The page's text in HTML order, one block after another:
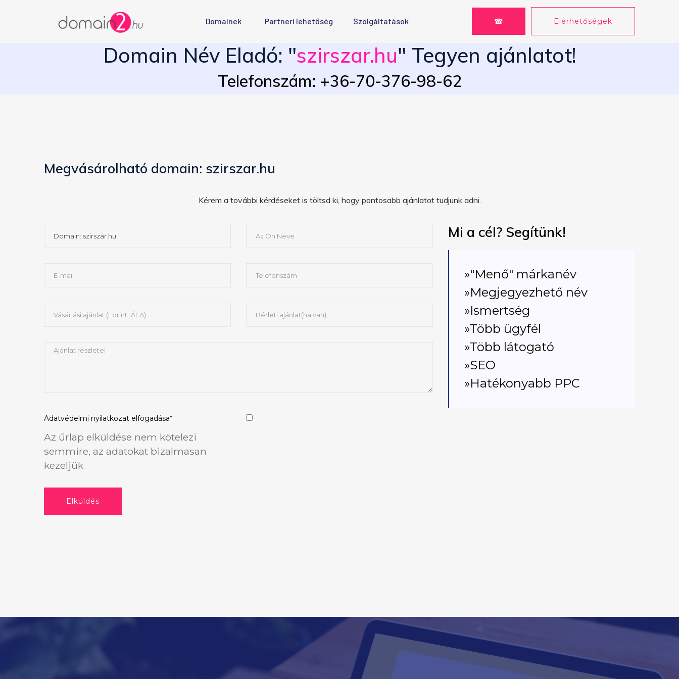
Domainek Partneri lehetőség Szolgáltatások ☎ Elérhetőségek
Domain Név Eladó: "szirszar.hu" Tegyen ajánlatot!
Telefonszám: +36-70-376-98-62
Megvásárolható domain: szirszar.hu
Kérem a további kérdéseket is töltsd ki, hogy pontosabb ajánlatot tudjunk adni.
Adatvédelmi nyilatkozat elfogadása*
Az űrlap elküldése nem kötelezi
semmire, az adatokat bizalmasan
kezeljük
Elküldés
Mi a cél? Segítünk!
»"Menő" márkanév
»Megjegyezhető név
»Ismertség
»Több ügyfél
»Több látogató
»SEO
»Hatékonyabb PPC